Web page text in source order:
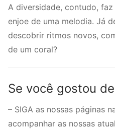
A diversidade, contudo,
enjoe de uma melodia. Já
descobrir ritmos novos,
de um coral?
Se você gostou
– SIGA as nossas páginas
acompanhar as nossas